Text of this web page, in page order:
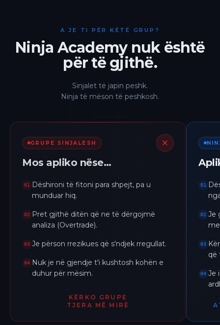
A JE TI PËR KËTË GRUP?
Ninja Academy nuk është
për të gjithë.
Sinjalet të japin peshk.
Ninja të mëson të peshkosh.
GRUPE SINJALESH
Mos apliko nëse…
01
Dëshironi të fitoni para shpejt, pa u
munduar hiq.
02
Pret gjithë ditën që ne të dërgojmë
analiza (Overtrade).
03 Je përson rrezikues që s'ndjek rregullat.
04 Nuk je në gjendje t'i kushtosh kohën e
duhur për mësim.
KËRKO GRUPE
TJERA MË MIRË
01
02 Je
03
që
04 Je